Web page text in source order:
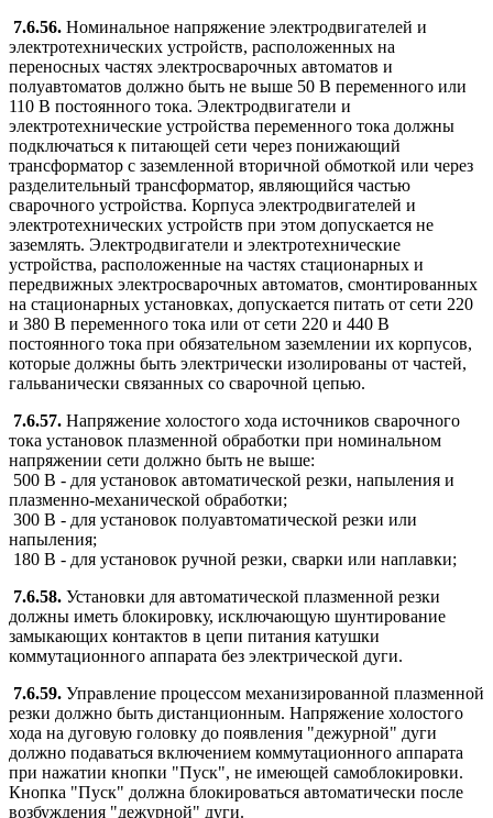
7.6.56. Номинальное напряжение электродвигателей и
электротехнических устройств, расположенных на
переносных частях электросварочных автоматов и
полуавтоматов должно быть не выше 50 В переменного или
110 В постоянного тока. Электродвигатели и
электротехнические устройства переменного тока должны
подключаться к питающей сети через понижающий
трансформатор с заземленной вторичной обмоткой или через
разделительный трансформатор, являющийся частью
сварочного устройства. Корпуса электродвигателей и
электротехнических устройств при этом допускается не
заземлять. Электродвигатели и электротехнические
устройства, расположенные на частях стационарных и
передвижных электросварочных автоматов, смонтированных
на стационарных установках, допускается питать от сети 220
и 380 В переменного тока или от сети 220 и 440 В
постоянного тока при обязательном заземлении их корпусов,
которые должны быть электрически изолированы от частей,
гальванически связанных со сварочной цепью.
7.6.57. Напряжение холостого хода источников сварочного
тока установок плазменной обработки при номинальном
напряжении сети должно быть не выше:
500 В - для установок автоматической резки, напыления и
плазменно-механической обработки;
300 В - для установок полуавтоматической резки или
напыления;
180 В - для установок ручной резки, сварки или наплавки;
7.6.58. Установки для автоматической плазменной резки
должны иметь блокировку, исключающую шунтирование
замыкающих контактов в цепи питания катушки
коммутационного аппарата без электрической дуги.
7.6.59. Управление процессом механизированной плазменной
резки должно быть дистанционным. Напряжение холостого
хода на дуговую головку до появления "дежурной" дуги
должно подаваться включением коммутационного аппарата
при нажатии кнопки "Пуск", не имеющей самоблокировки.
Кнопка "Пуск" должна блокироваться автоматически после
возбуждения "дежурной" дуги.